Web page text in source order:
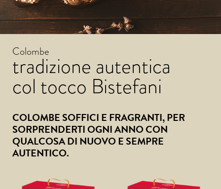
Colombe
tradizione autentica
col tocco Bistefani
COLOMBE SOFFICI E FRAGRANTI, PER
SORPRENDERTI OGNI ANNO CON
QUALCOSA DI NUOVO E SEMPRE
AUTENTICO.